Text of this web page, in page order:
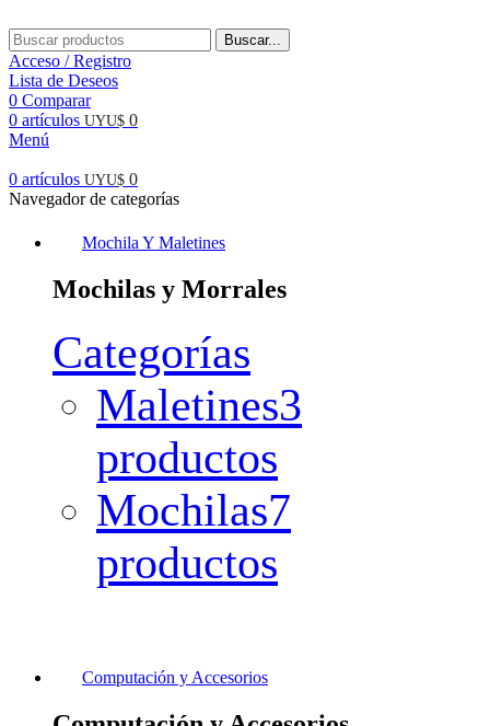
Buscar...
Acceso / Registro
Lista de Deseos
0 Comparar
0 artículos UYU$ 0
Menú
0 artículos UYU$ 0
Navegador de categorías
Mochila Y Maletines
Mochilas y Morrales
Categorías
Maletines3
productos
Mochilas7
productos
Computación y Accesorios